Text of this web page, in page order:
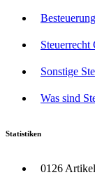
Steuerrecht
Sonstige
Was sind
Statistiken
0126